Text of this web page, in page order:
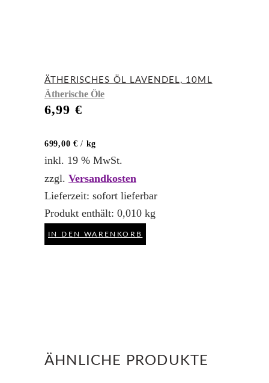
ÄTHERISCHES ÖL LAVENDEL, 10ML
Ätherische Öle
6,99 €
699,00 € / kg
inkl. 19 % MwSt.
zzgl. Versandkosten
Lieferzeit: sofort lieferbar
Produkt enthält: 0,010 kg
IN DEN WARENKORB
ÄHNLICHE PRODUKTE